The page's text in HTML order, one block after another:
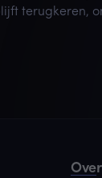
terugkeren,